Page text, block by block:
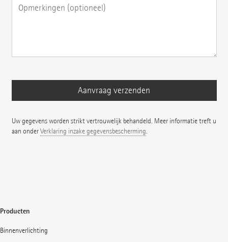
Uw gegevens worden strikt vertrouwelijk behandeld. Meer informatie treft u
aan onderVerklaring inzake gegevensbescherming.
Producten
Binnenverlichting